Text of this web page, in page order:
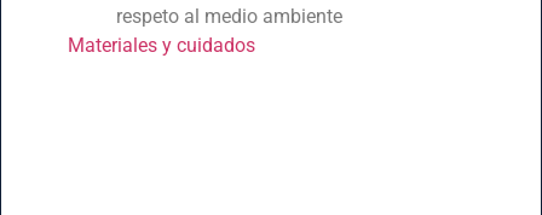
respeto al medio ambiente
Materiales y cuidados